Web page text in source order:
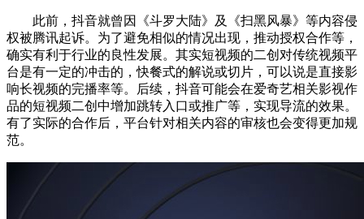
此前，抖音就曾因《斗罗大陆》及《扫黑风暴》等内容侵
权被腾讯起诉。为了避免相似的情况出现，推动授权合作等，
确实有利于行业的良性发展。其实短视频的二创对传统视频平
台是有一定的冲击的，快餐式的解说或切片，可以说是直接影
响长视频的完播率等。后续，抖音可能会在爱奇艺相关影视作
品的短视频二创中增加跳转入口或推广等，实现导流的效果。
有了实际的合作后，平台针对相关内容的审核也会变得更加规
范。